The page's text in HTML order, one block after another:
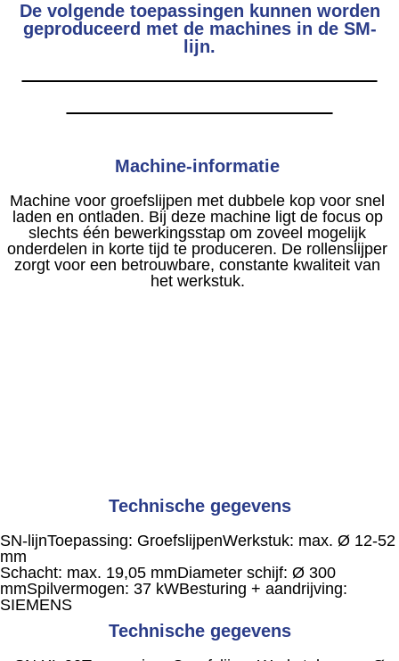
De volgende toepassingen kunnen worden
geproduceerd met de machines in de SM-
lijn.
Machine-informatie
Machine voor groefslijpen met dubbele kop voor snel
laden en ontladen. Bij deze machine ligt de focus op
slechts één bewerkingsstap om zoveel mogelijk
onderdelen in korte tijd te produceren. De rollenslijper
zorgt voor een betrouwbare, constante kwaliteit van
het werkstuk.
Technische gegevens
SN-lijnToepassing: GroefslijpenWerkstuk: max. Ø 12-52
mm
Schacht: max. 19,05 mmDiameter schijf: Ø 300
mmSpilvermogen: 37 kWBesturing + aandrijving:
SIEMENS
Technische gegevens